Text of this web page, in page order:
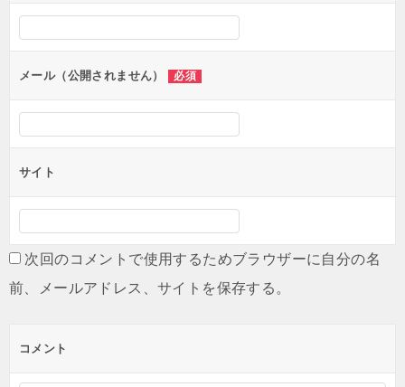
シ
ンメール（公開されません） 必須
サイト
次回のコメントで使用するためブラウザーに自分の名
前、メールアドレス、サイトを保存する。
コメント